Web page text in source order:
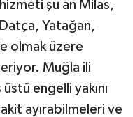
şu an Milas,
Yatağan,
olmak üzere
Muğla ili
engelli yakını
ayırabilmeleri ve